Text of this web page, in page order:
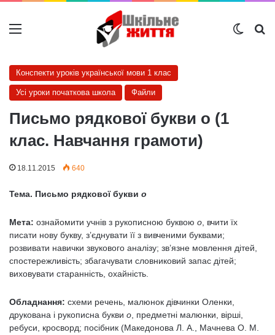
Меню
Конспекти уроків української мови 1 клас
Усі уроки початкова школа Файли
Письмо рядкової букви о (1
клас. Навчання грамоти)
18.11.2015 640
Тема. Письмо рядкової букви о
Мета: ознайомити учнів з рукописною буквою о , вчити їх
писати нову букву, з’єднувати її з ви­вченими буквами;
розвивати навички звукового аналізу; зв’язне мовлення дітей,
спостережливість; збагачувати словниковий запас дітей;
виховувати старанність, охайність.
Обладнання: схеми речень, малюнок дівчинки Оленки,
друкована і рукописна букви о , предметні малюнки, вірші,
ребуси, кросворд; посібник (Македонова Л. А., Мачнева О. М.